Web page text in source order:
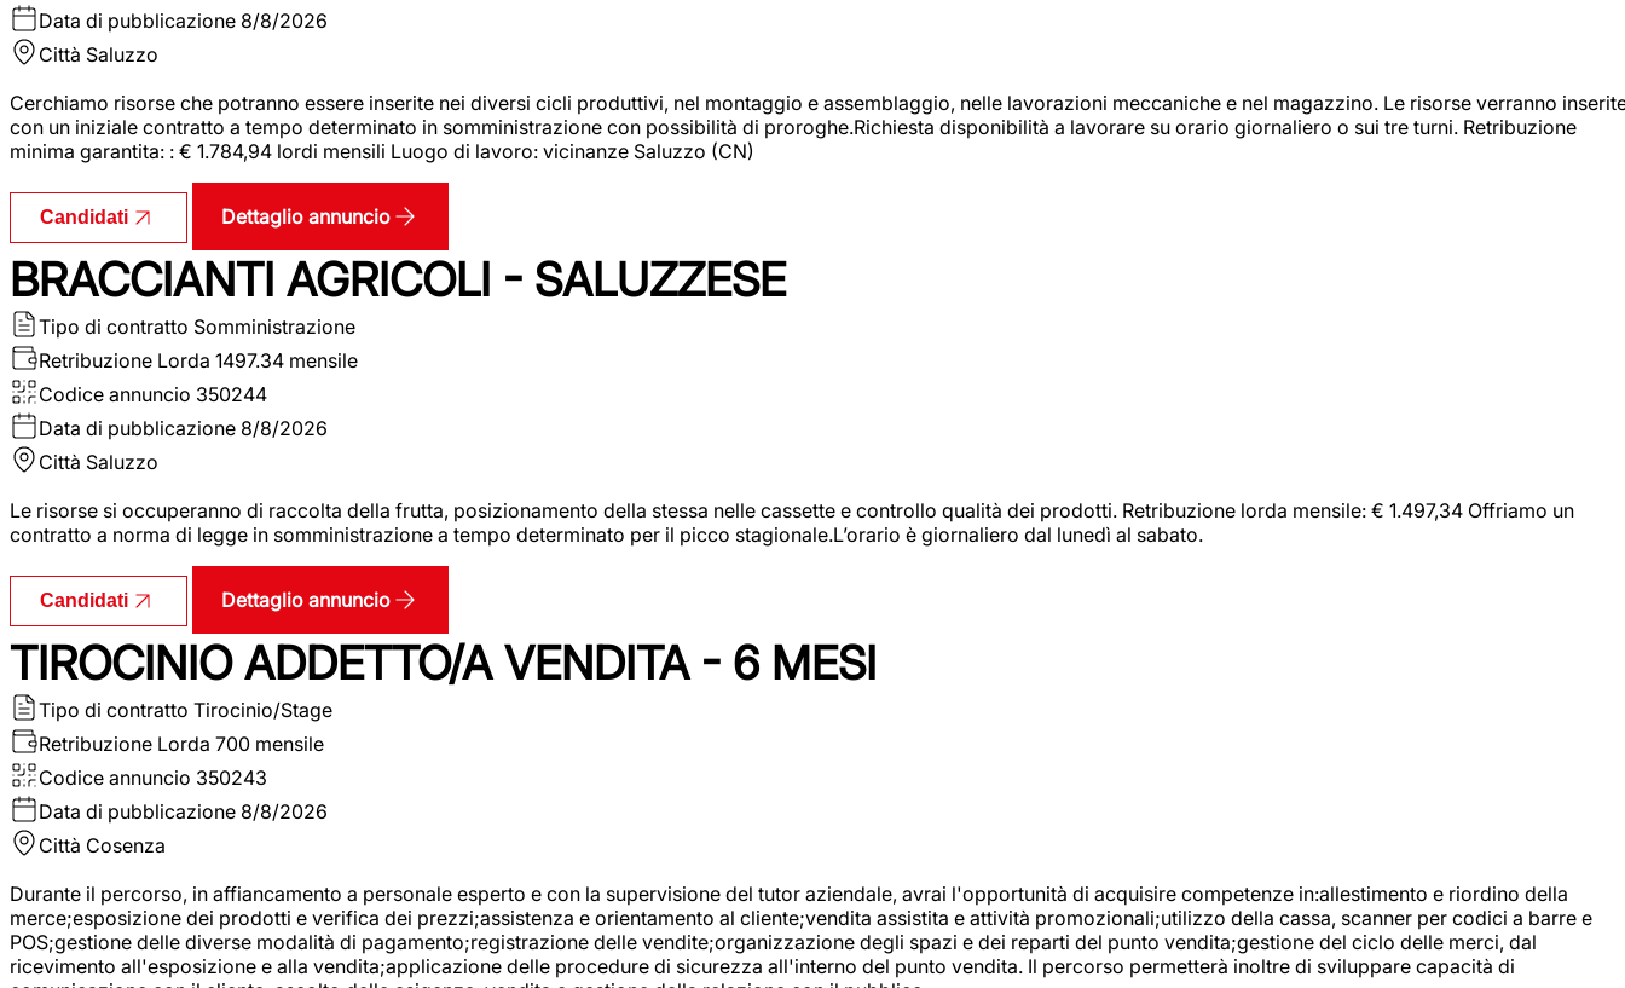
Data di pubblicazione 8/8/2026
Città Saluzzo
Cerchiamo risorse che potranno essere inserite nei diversi cicli produttivi, nel montaggio e assemblaggio, nelle lavorazioni meccaniche e nel magazzino. Le risorse verranno
con un iniziale contratto a tempo determinato in somministrazione con possibilità di proroghe.Richiesta disponibilità a lavorare su orario giornaliero o sui tre turni. Retribuzione
minima garantita: : € 1.784,94 lordi mensili Luogo di lavoro: vicinanze Saluzzo (CN)
Candidati Dettaglio annuncio
BRACCIANTI AGRICOLI - SALUZZESE
Tipo di contratto Somministrazione
Retribuzione Lorda 1497.34 mensile
Codice annuncio 350244
Data di pubblicazione 8/8/2026
Città Saluzzo
Le risorse si occuperanno di raccolta della frutta, posizionamento della stessa nelle cassette e controllo qualità dei prodotti. Retribuzione lorda mensile: € 1.497,34 Offriamo un
contratto a norma di legge in somministrazione a tempo determinato per il picco stagionale.L’orario è giornaliero dal lunedì al sabato.
Candidati Dettaglio annuncio
TIROCINIO ADDETTO/A VENDITA - 6 MESI
Tipo di contratto Tirocinio/Stage
Retribuzione Lorda 700 mensile
Codice annuncio 350243
Data di pubblicazione 8/8/2026
Città Cosenza
Durante il percorso, in affiancamento a personale esperto e con la supervisione del tutor aziendale, avrai l'opportunità di acquisire competenze in:allestimento e riordino della
merce;esposizione dei prodotti e verifica dei prezzi;assistenza e orientamento al cliente;vendita assistita e attività promozionali;utilizzo della cassa, scanner per codici a barre e
POS;gestione delle diverse modalità di pagamento;registrazione delle vendite;organizzazione degli spazi e dei reparti del punto vendita;gestione del ciclo delle merci, dal
ricevimento all'esposizione e alla vendita;applicazione delle procedure di sicurezza all'interno del punto vendita. Il percorso permetterà inoltre di sviluppare capacità di